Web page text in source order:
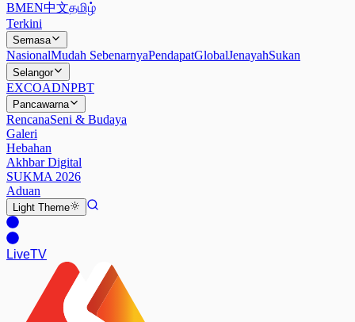
BMEN中文தமிழ்
Terkini
Semasa
NasionalMudah SebenarnyaPendapatGlobalJenayahSukan
Selangor
EXCOADNPBT
Pancawarna
RencanaSeni & Budaya
Galeri
Hebahan
Akhbar Digital
SUKMA 2026
Aduan
Light Theme
LiveTV